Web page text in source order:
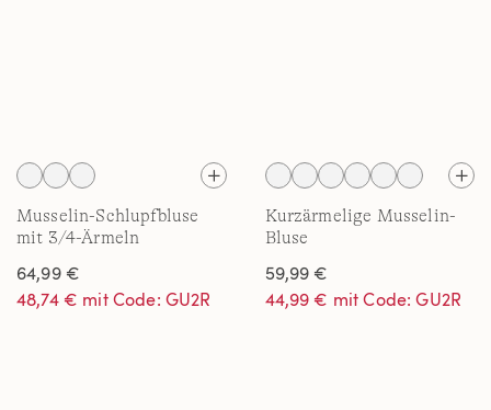
Musselin-Schlupfbluse
mit 3/4-Ärmeln
64,99 €
48,74 € mit Code: GU2R
Kurzärmelige Musselin-
Bluse
59,99 €
44,99 € mit Code: GU2R